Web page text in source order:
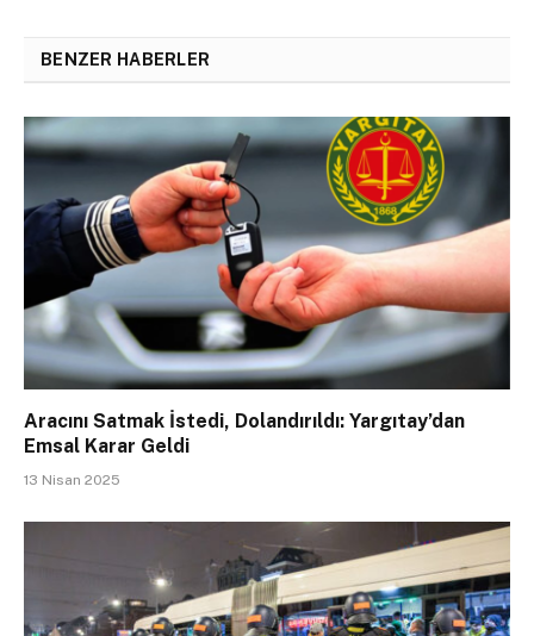
BENZER HABERLER
Aracını Satmak İstedi, Dolandırıldı: Yargıtay’dan
Emsal Karar Geldi
13 Nisan 2025